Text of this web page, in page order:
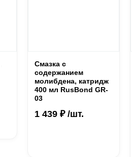
Смазка с
содержанием
молибдена, катридж
400 мл RusBond GR-
03
1 439 ₽ /шт.